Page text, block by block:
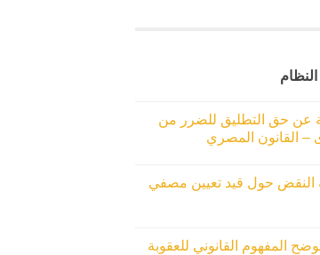
عن حق التطليق للضرر من
– القانون المصري
حول قيد تعيين مصفي
المفهوم القانوني للعقوبة